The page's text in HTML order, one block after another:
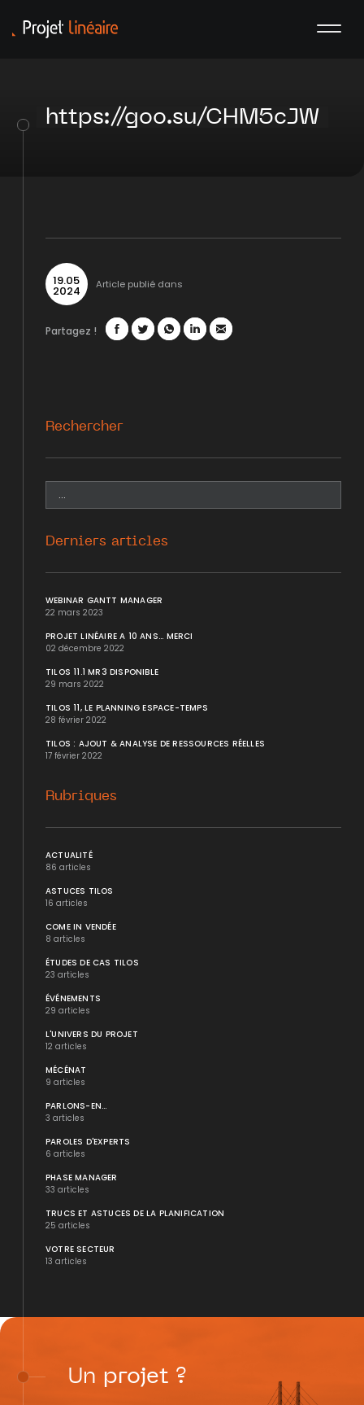
https://goo.su/CHM5cJW
19.05
2024 Article publié dans
Partagez !
Rechercher
Derniers articles
WEBINAR GANTT MANAGER
22 mars 2023
PROJET LINÉAIRE A 10 ANS... MERCI
02 décembre 2022
TILOS 11.1 MR3 DISPONIBLE
29 mars 2022
TILOS 11, LE PLANNING ESPACE-TEMPS
28 février 2022
TILOS : AJOUT & ANALYSE DE RESSOURCES RÉELLES
17 février 2022
Rubriques
ACTUALITÉ
86 articles
ASTUCES TILOS
16 articles
COME IN VENDÉE
8 articles
ÉTUDES DE CAS TILOS
23 articles
ÉVÉNEMENTS
29 articles
L'UNIVERS DU PROJET
12 articles
MÉCÉNAT
9 articles
PARLONS-EN...
3 articles
PAROLES D'EXPERTS
6 articles
PHASE MANAGER
33 articles
TRUCS ET ASTUCES DE LA PLANIFICATION
25 articles
VOTRE SECTEUR
13 articles
Un projet ?